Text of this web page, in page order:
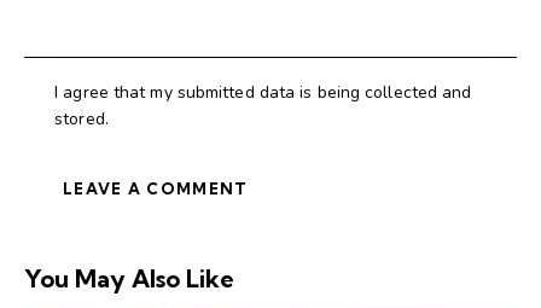
I agree that my submitted data is being collected and
stored.
You May Also Like